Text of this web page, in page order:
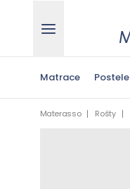
Matrace Postele
Materasso Rošty